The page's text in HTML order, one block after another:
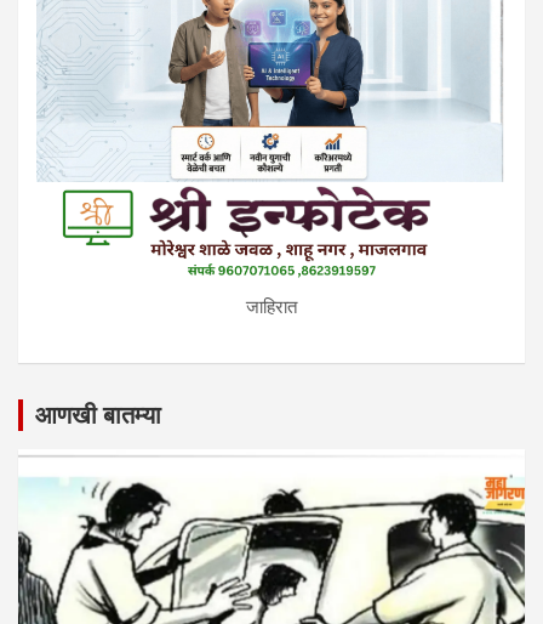
जाहिरात
आणखी बातम्या